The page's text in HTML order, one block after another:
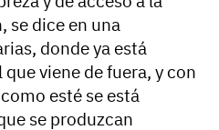
se dice en una
donde ya está
viene de fuera, y con
esté se está
se produzcan